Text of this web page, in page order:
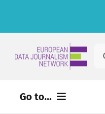
Go to...